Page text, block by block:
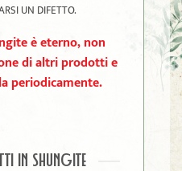
UN DIFETTO.
è eterno, non
di altri prodotti e
periodicamente.
IN SHUNGITE